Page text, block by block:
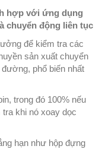
hợp với ứng dụng
chuyển động liên tục
để kiểm tra các
sản xuất chuyển
phổ biến nhất
trong đó 100% nếu
khi nó xoay dọc
hạn như hộp đựng